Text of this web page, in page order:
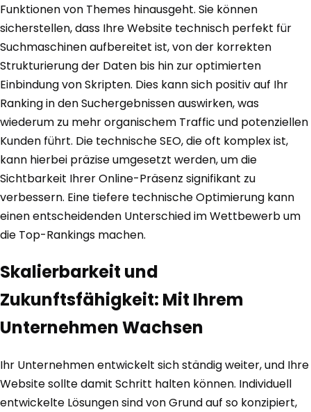
Funktionen von Themes hinausgeht. Sie können
sicherstellen, dass Ihre Website technisch perfekt für
Suchmaschinen aufbereitet ist, von der korrekten
Strukturierung der Daten bis hin zur optimierten
Einbindung von Skripten. Dies kann sich positiv auf Ihr
Ranking in den Suchergebnissen auswirken, was
wiederum zu mehr organischem Traffic und potenziellen
Kunden führt. Die technische SEO, die oft komplex ist,
kann hierbei präzise umgesetzt werden, um die
Sichtbarkeit Ihrer Online-Präsenz signifikant zu
verbessern. Eine tiefere technische Optimierung kann
einen entscheidenden Unterschied im Wettbewerb um
die Top-Rankings machen.
Skalierbarkeit und
Zukunftsfähigkeit: Mit Ihrem
Unternehmen Wachsen
Ihr Unternehmen entwickelt sich ständig weiter, und Ihre
Website sollte damit Schritt halten können. Individuell
entwickelte Lösungen sind von Grund auf so konzipiert,